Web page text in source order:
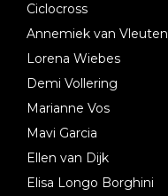
Ciclocross
Annemiek van Vleuten
Lorena Wiebes
Demi Vollering
Marianne Vos
Mavi Garcia
Ellen van Dijk
Elisa Longo Borghini